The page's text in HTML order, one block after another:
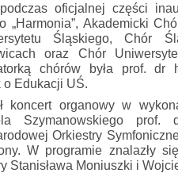
oficjalnej części
„Harmonia”, Akademicki
Śląskiego, Chór
oraz Chór
chórów była prof.
o Edukacji UŚ.
koncert organowy w
Szymanowskiego prof.
Orkiestry
W programie znalazły
Stanisława Moniuszki i